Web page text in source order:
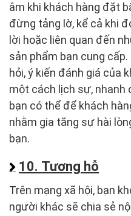
âm khi khách hàng đặt
đừng tảng lờ, kể cả khi
lời hoặc liên quan đến
sản phẩm bạn cung
hỏi, ý kiến đánh giá của
một cách lịch sự, nhanh
bạn có thể để khách
nhằm gia tăng sự hài
bạn.
10. Tương hỗ
Trên mạng xã hội, bạn
người khác sẽ chia sẻ